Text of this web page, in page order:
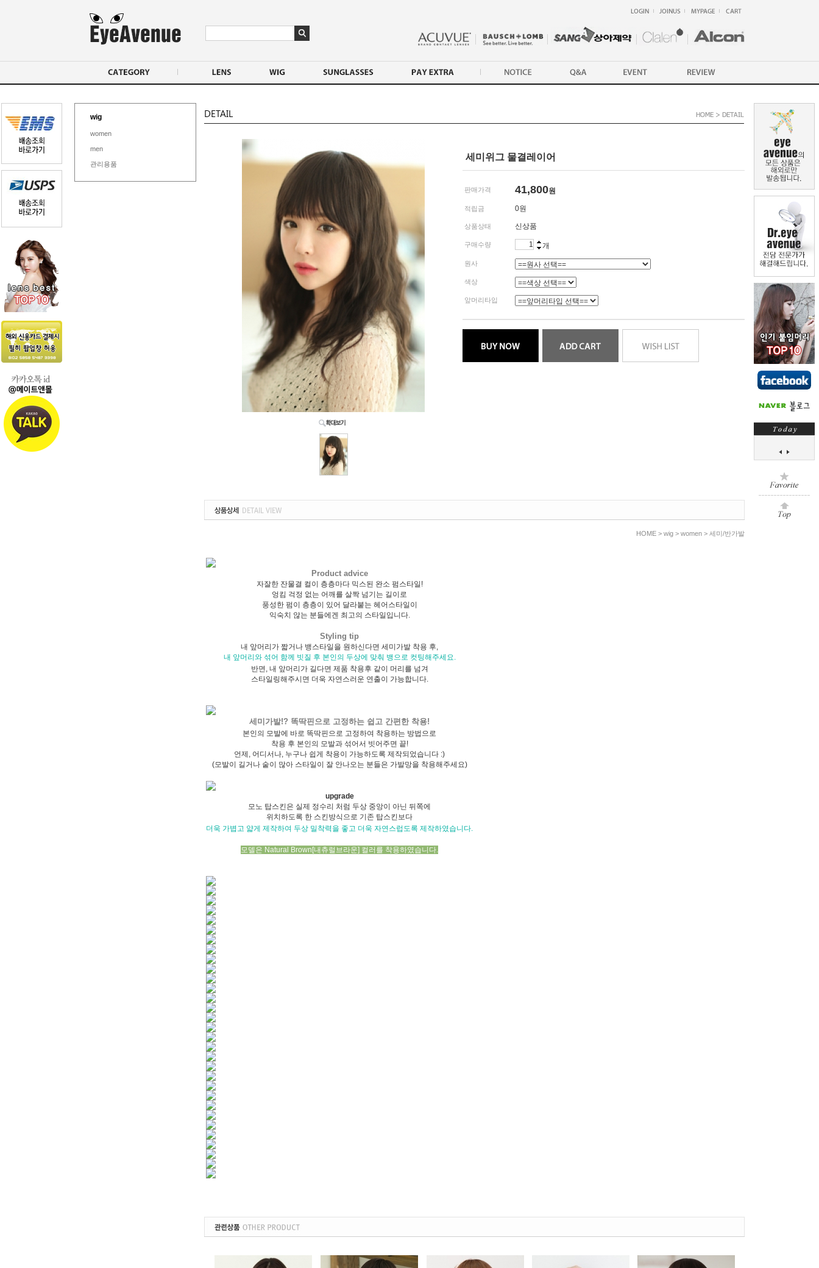
wig
women
men
관리용품
세미위그 물결레이어
판매가격 41,800원
적립금 0원
상품상태 신상품
구매수량 개
원사
색상
앞머리타입
HOME > wig > women > 세미/반가발
Product advice
자잘한 잔물결 컬이 층층마다 믹스된 완소 펌스타일!
엉킴 걱정 없는 어깨를 살짝 넘기는 길이로
풍성한 펌이 층층이 있어 달라붙는 헤어스타일이
익숙치 않는 분들에겐 최고의 스타일입니다.
Styling tip
내 앞머리가 짧거나 뱅스타일을 원하신다면 세미가발 착용 후,
내 앞머리와 섞어 함께 빗질 후 본인의 두상에 맞춰 뱅으로 컷팅해주세요.
반면, 내 앞머리가 길다면 제품 착용후 같이 머리를 넘겨
스타일링해주시면 더욱 자연스러운 연출이 가능합니다.
세미가발!? 똑딱핀으로 고정하는 쉽고 간편한 착용!
본인의 모발에 바로 똑딱핀으로 고정하여 착용하는 방법으로
착용 후 본인의 모발과 섞어서 빗어주면 끝!
언제, 어디서나, 누구나 쉽게 착용이 가능하도록 제작되었습니다 :)
(모발이 길거나 숱이 많아 스타일이 잘 안나오는 분들은 가발망을 착용해주세요)
upgrade
모노 탑스킨은 실제 정수리 처럼 두상 중앙이 아닌 뒤쪽에
위치하도록 한 스킨방식으로 기존 탑스킨보다
더욱 가볍고 얇게 제작하여 두상 밀착력을 좋고 더욱 자연스럽도록 제작하였습니다.
모델은 Natural Brown[내츄럴브라운] 컬러를 착용하였습니다.